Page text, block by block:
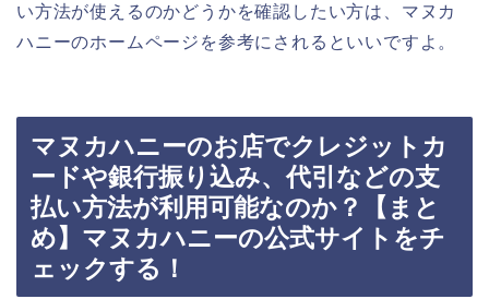
い方法が使えるのかどうかを確認したい方は、マヌカ
ハニーのホームページを参考にされるといいですよ。
マヌカハニーのお店でクレジットカ
ードや銀行振り込み、代引などの支
払い方法が利用可能なのか？【まと
め】マヌカハニーの公式サイトをチ
ェックする！